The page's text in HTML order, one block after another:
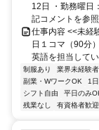
12日 ・勤務曜日
記コメントを参
仕事内容 <<未経
日１コマ（90分
英語を担当して
制服あり 業界未経験
副業・WワークOK
1
シフト自由
平日のみ
残業なし
有資格者歓迎